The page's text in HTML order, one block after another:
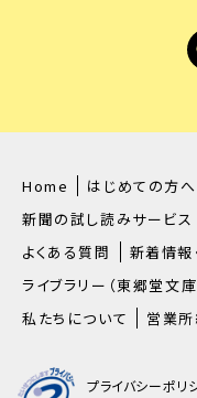
Home はじめての方へ
新聞の試し読みサービス
よくある質問
新着情報
ライブラリー（東郷堂文庫
私たちについて
営業
プライバシーポリ